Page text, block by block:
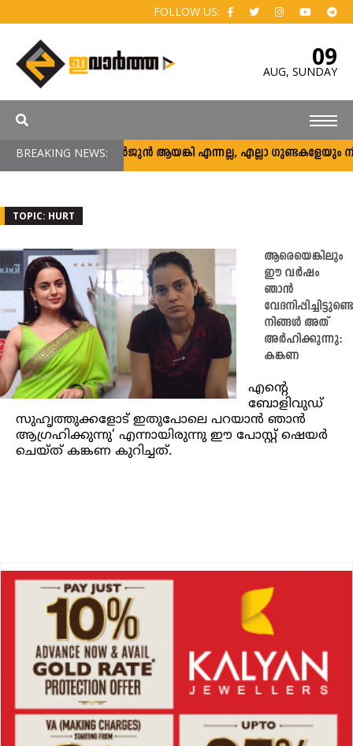
FOLLOW US:
09
AUG, SUNDAY
BREAKING NEWS:അര്‍ജുന്‍ ആയങ്കി എന്നല്ല, എല്ലാ ഗുണ്ടകളേയും
TOPIC: HURT
ആരെയെങ്കിലും
ഈ വർഷം
ഞാന്‍
നിങ്ങള്‍ അത്
അര്‍ഹിക്കുന്നു:
കങ്കണ
എന്റെ
ബോളിവുഡ്
സുഹൃത്തുക്കളോട് ഇതുപോലെ പറയാന്‍ ഞാന്‍
ആഗ്രഹിക്കുന്നു’ എന്നായിരുന്നു ഈ പോസ്റ്റ് ഷെയര്‍
ചെയ്ത് കങ്കണ കുറിച്ചത്.